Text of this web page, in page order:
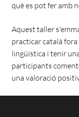
què es pot fer amb
Aquest taller
practicar català
lingüística i tenir
participants
una valoració